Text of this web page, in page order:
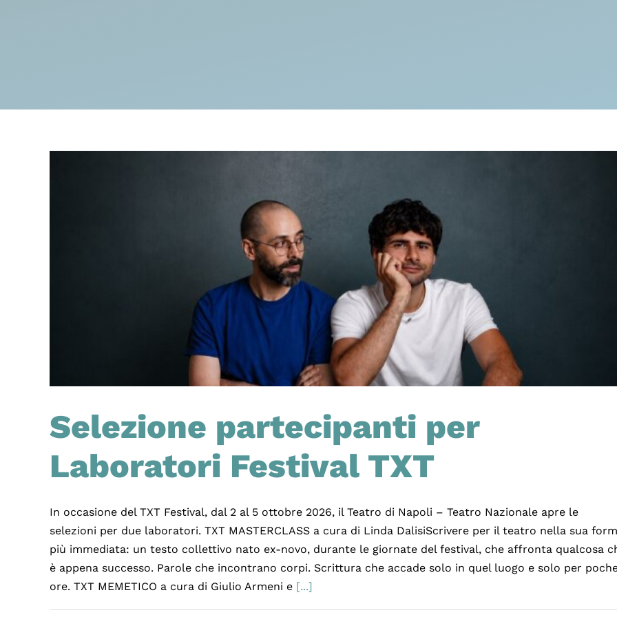
Selezione partecipanti per
Laboratori Festival TXT
In occasione del TXT Festival, dal 2 al 5 ottobre 2026, il Teatro di Napoli – Teatro Nazionale apre le
selezioni per due laboratori. TXT MASTERCLASS a cura di Linda DalisiScrivere per il teatro nella sua
più immediata: un testo collettivo nato ex-novo, durante le giornate del festival, che affronta qualcosa
è appena successo. Parole che incontrano corpi. Scrittura che accade solo in quel luogo e solo per
ore. TXT MEMETICO a cura di Giulio Armeni e [...]